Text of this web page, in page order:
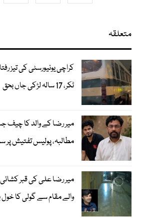
متعلقہ
کراچی یونیورسٹی کی تیز
ٹکر، 17 سالہ لڑکی جاں بحق
میر رضا کے والد کا چیف
مطالبہ، پولیس تفتیش پر
والے مقام سے گولی کا خول